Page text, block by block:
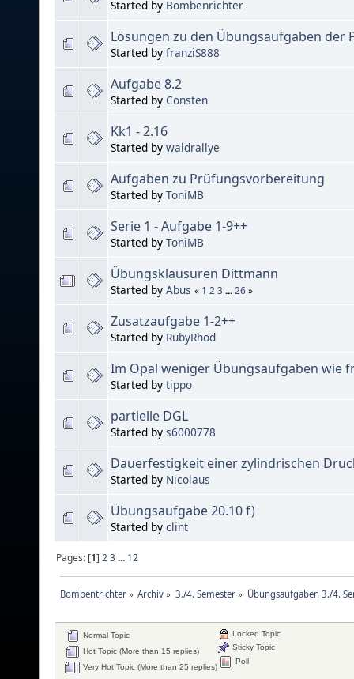
Started by Bombenrichter
Lösungen zu den Übungsaufgaben der
Started by franziS888
Aufgabe 8.2
Started by Consten
Kk1 - 2.16
Started by waldrallye
Aufgaben zu Prüfungsvorbereitung
Started by ToniMB
Serie 1 - Aufgabe 1-9++
Started by ToniMB
Übungsklausuren Dittmann
Started by Abus « 1 2 3 ... 26»
Zusatzaufgabe 1-2++
Started by RubyRhod
Im Opal weniger Übungsaufgaben wie
Started by tippo
partielle DGL
Started by s6000778
Dauerfestigkeit einer zylindrischen
Started by Nicolaus
Übungsaufgabe 20.10 f)
Started by clint
Pages: [1]23... 12
Bombentrichter» Archiv » 3./4. Semester » Übungsaufgaben 3./4.
Normal Topic
Hot Topic (More than 15 replies)
Very Hot Topic (More than 25 replies)
Locked Topic
Sticky Topic
Poll